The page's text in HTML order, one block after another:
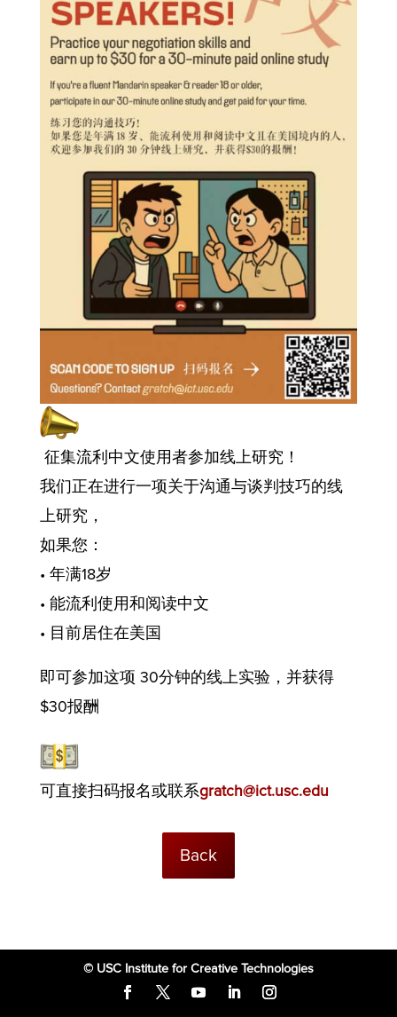
征集流利中文使用者参加线上研究！
我们正在进行一项关于沟通与谈判技巧的线
上研究，
如果您：
• 年满18岁
• 能流利使用和阅读中文
• 目前居住在美国
即可参加这项 30分钟的线上实验，并获得
$30报酬
可直接扫码报名或联系gratch@ict.usc.edu
Back
© USC Institute for Creative Technologies